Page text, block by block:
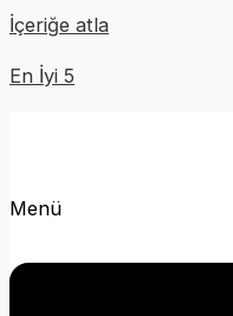
İçeriğe atla
En İyi 5
Menü